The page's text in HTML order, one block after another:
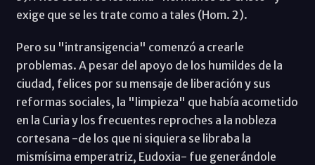
exige que se les trate como a tales (Hom. 2).
Pero su "intransigencia" comenzó a crearle
problemas. A pesar del apoyo de los humildes de la
ciudad, felices por su mensaje de liberación y sus
reformas sociales, la "limpieza" que había acometido
en la Curia y los frecuentes reproches a la nobleza
cortesana -de los que ni siquiera se libraba la
mismísima emperatriz, Eudoxia- fue generándole